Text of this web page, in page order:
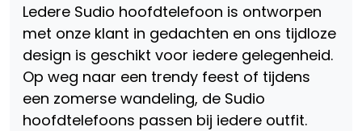
Ledere Sudio hoofdtelefoon is ontworpen
met onze klant in gedachten en ons tijdloze
design is geschikt voor iedere gelegenheid.
Op weg naar een trendy feest of tijdens
een zomerse wandeling, de Sudio
hoofdtelefoons passen bij iedere outfit.